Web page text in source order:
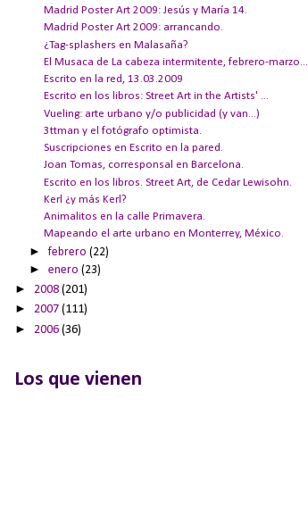
Madrid Poster Art 2009: Jesús y María 14.
Madrid Poster Art 2009: arrancando.
¿Tag-splashers en Malasaña?
El Musaca de La cabeza intermitente, febrero-marzo...
Escrito en la red, 13.03.2009
Escrito en los libros: Street Art in the Artists' ...
Vueling: arte urbano y/o publicidad (y van...)
3ttman y el fotógrafo optimista.
Suscripciones en Escrito en la pared.
Joan Tomas, corresponsal en Barcelona.
Escrito en los libros. Street Art, de Cedar Lewisohn.
Kerl ¿y más Kerl?
Animalitos en la calle Primavera.
Mapeando el arte urbano en Monterrey, México.
►febrero(22)
►enero(23)
► 2008 (201)
► 2007 (111)
► 2006 (36)
Los que vienen